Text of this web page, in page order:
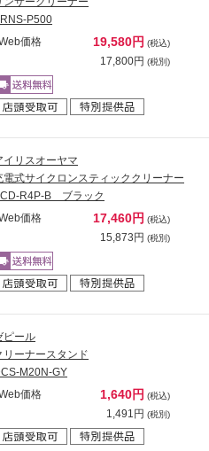
P500
価格
19,580円 (税込)
17,800円 (税別)
イリスオーヤマ
電式サイクロンスティッククリーナー
R4P-B ブラック
価格
17,460円 (税込)
15,873円 (税別)
ピール
リーナースタンド
M20N-GY
価格
1,640円 (税込)
1,491円 (税別)